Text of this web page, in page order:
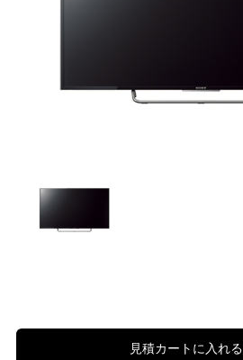
見積カートに入れる